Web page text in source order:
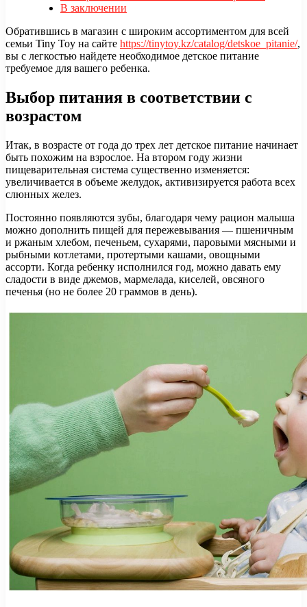
В заключении
Обратившись в магазин с широким ассортиментом для всей
семьи Tiny Toy на сайте https://tinytoy.kz/catalog/detskoe_pitanie/,
вы с легкостью найдете необходимое детское питание
требуемое для вашего ребенка.
Выбор питания в соответствии с
возрастом
Итак, в возрасте от года до трех лет детское питание начинает
быть похожим на взрослое. На втором году жизни
пищеварительная система существенно изменяется:
увеличивается в объеме желудок, активизируется работа всех
слюнных желез.
Постоянно появляются зубы, благодаря чему рацион малыша
можно дополнить пищей для пережевывания — пшеничным
и ржаным хлебом, печеньем, сухарями, паровыми мясными и
рыбными котлетами, протертыми кашами, овощными
ассорти. Когда ребенку исполнился год, можно давать ему
сладости в виде джемов, мармелада, киселей, овсяного
печенья (но не более 20 граммов в день).